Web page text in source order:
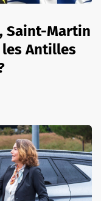
Saint-Martin
Antilles